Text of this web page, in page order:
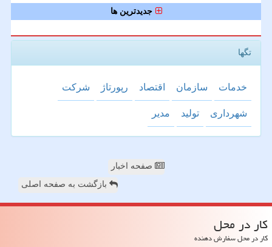
جدیدترین ها
تگها
خدمات سازمان اقتصاد رپورتاژ شركت
شهرداری تولید مدیر
صفحه اخبار
بازگشت به صفحه اصلی
كار در محل
کار در محل سفارش دهنده